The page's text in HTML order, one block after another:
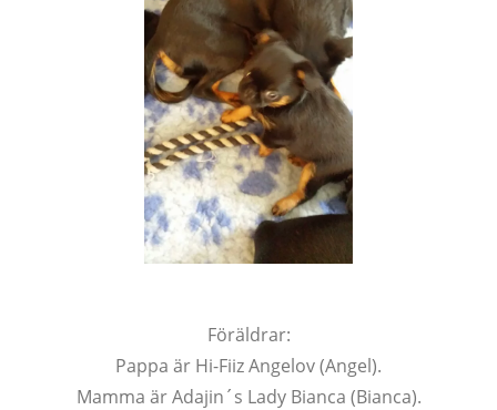
Föräldrar:
Pappa är Hi-Fiiz Angelov (Angel).
Mamma är Adajin´s Lady Bianca (Bianca).